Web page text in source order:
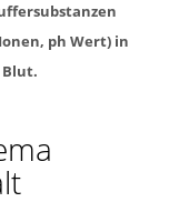
ph Wert) in